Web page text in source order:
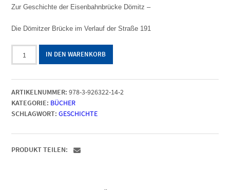
Zur Geschichte der Eisenbahnbrücke Dömitz –
Die Dömitzer Brücke im Verlauf der Straße 191
Dömitzer
Menge
IN DEN WARENKORB
ARTIKELNUMMER: 978-3-926322-14-2
KATEGORIE: BÜCHER
SCHLAGWORT: GESCHICHTE
PRODUKT TEILEN: